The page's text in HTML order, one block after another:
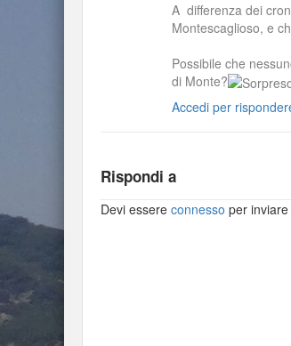
A differenza dei
Montescaglioso, e
Possibile che
di Monte?
Accedi per
Rispondi a
Devi essere connesso per